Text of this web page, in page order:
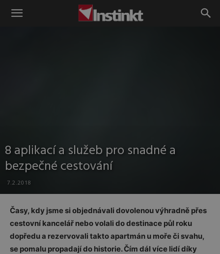
Instinkt
8 aplikací a služeb pro snadné a
bezpečné cestování
7.2.2018
Časy, kdy jsme si objednávali dovolenou výhradně přes
cestovní kancelář nebo volali do destinace půl roku
dopředu a rezervovali takto apartmán u moře či svahu,
se pomalu propadají do historie. Čím dál více lidí díky